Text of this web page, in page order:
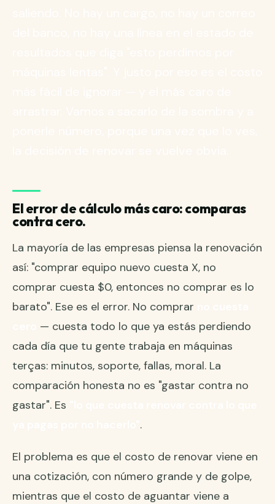
El error de cálculo más caro: comparas
contra cero.
La mayoría de las empresas piensa la renovación
así: "comprar equipo nuevo cuesta X, no
comprar cuesta $0, entonces no comprar es lo
barato". Ese es el error. No comprar
— cuesta todo lo que ya estás perdiendo
cada día que tu gente trabaja en máquinas
terças: minutos, soporte, fallas, moral. La
comparación honesta no es "gastar contra no
gastar". Es
.
El problema es que el costo de renovar viene en
una cotización, con número grande y de golpe,
mientras que el costo de aguantar viene a